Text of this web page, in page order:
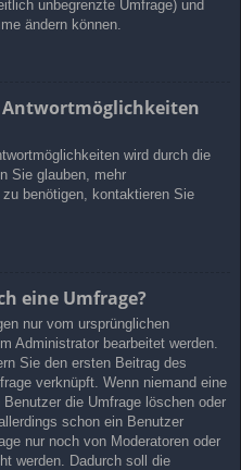
unbegrenzte Umfrage) und
ändern können.
wird durch die
Sie glauben, mehr
benötigen, kontaktieren Sie
eine Umfrage?
nur vom ursprünglichen
Administrator bearbeitet werden.
Sie den ersten Beitrag des
verknüpft. Wenn niemand eine
die Umfrage löschen oder
schon ein Benutzer
nur noch von Moderatoren oder
werden. Dadurch soll die